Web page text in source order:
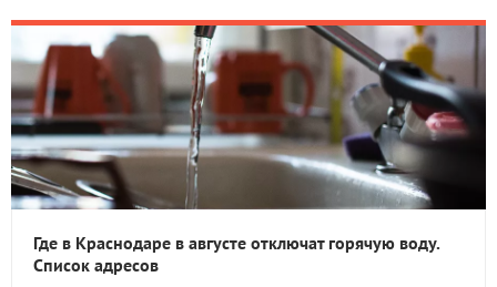
Где в Краснодаре в августе отключат горячую воду.
Список адресов